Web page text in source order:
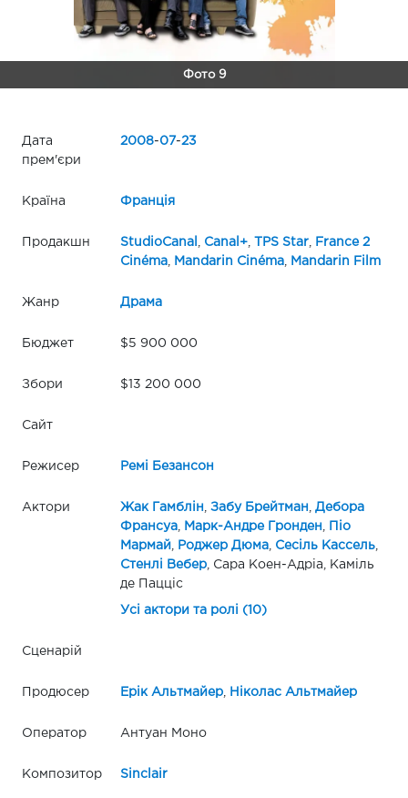
Фото 9
Дата
прем'єри
2008-07-23
Країна Франція
Продакшн StudioCanal Canal+, TPS Star,
France 2
Cinéma, Mandarin Cinéma, Mandarin Film
Жанр Драма
Бюджет $5 900 000
Збори $13 200 000
Сайт
Режисер Ремі Безансон
Актори Жак Гамблін Забу Брейтман
Дебора
Франсуа, Марк-Андре Гронден
Піо
Мармай
Роджер Дюма, Сесіль Кассель,
Стенлі Вебер, Сара Коен-Адріа, Каміль
де Пацціс
Усі актори та ролі (10)
Сценарій
Продюсер Ерік Альтмайер, Ніколас Альтмайер
Оператор Антуан Моно
Композитор Sinclair